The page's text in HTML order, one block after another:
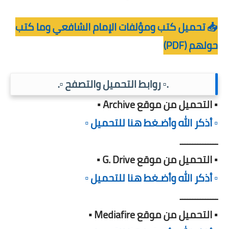
📥 تحميل كتب ومؤلفات الإمام الشافعي وما كتب
حولهم (PDF)
.▫️ روابط التحميل والتصفح ▫️.
▪️ التحميل من موقع Archive ▪️
▫️ أذكر الله وأضـغط هنا للتحميل ▫️
ـــــــــــــــ
▪️ التحميل من موقع G. Drive ▪️
▫️ أذكر الله وأضـغط هنا للتحميل ▫️
ـــــــــــــــ
▪️ التحميل من موقع Mediafire ▪️